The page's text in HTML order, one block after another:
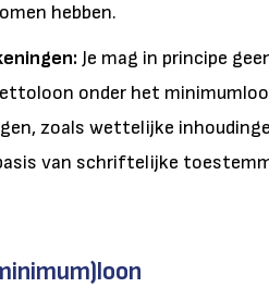
hebben.
Je mag in principe
onder het
zoals wettelijke
van schriftelijke